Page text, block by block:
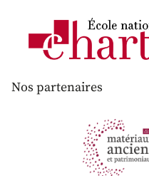
Nos partenaires